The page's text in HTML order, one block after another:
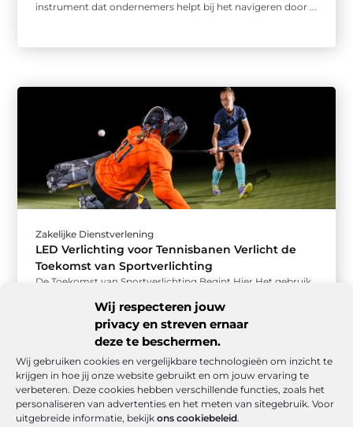
Wij respecteren jouw
privacy en streven ernaar
deze te beschermen.
Wij gebruiken cookies en vergelijkbare technologieën om inzicht te
krijgen in hoe jij onze website gebruikt en om jouw ervaring te
verbeteren. Deze cookies hebben verschillende functies, zoals het
personaliseren van advertenties en het meten van sitegebruik. Voor
uitgebreide informatie, bekijk ons cookiebeleid.
instrument dat ondernemers helpt bij het navigeren door ...
Zakelijke Dienstverlening
LED Verlichting voor Tennisbanen Verlicht de
Toekomst van Sportverlichting
De Toekomst van Sportverlichting Begint Hier Het gebruik
keuze geworden onder ...